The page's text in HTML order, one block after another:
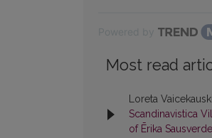
Most read
Loreta
Scandinavistica
of Ērika Sausverde